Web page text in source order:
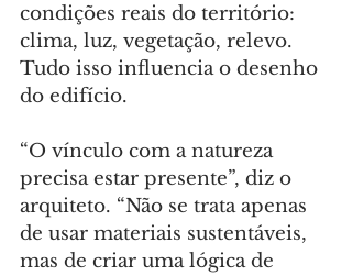
condições reais do território:
clima, luz, vegetação, relevo.
Tudo isso influencia o desenho
do edifício.
“O vínculo com a natureza
precisa estar presente”, diz o
arquiteto. “Não se trata apenas
de usar materiais sustentáveis,
mas de criar uma lógica de